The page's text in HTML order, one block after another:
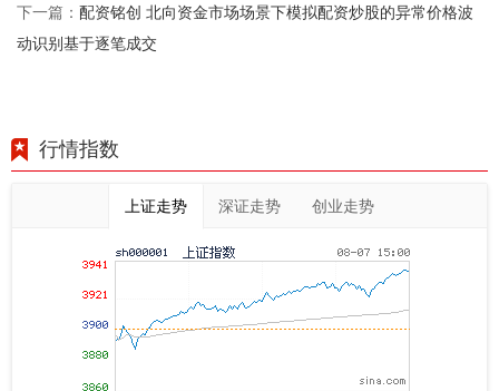
下一篇： 配资铭创 北向资金市场场景下模拟配资炒股的异常价格波
动识别基于逐笔成交
行情指数
上证走势 深证走势 创业走势